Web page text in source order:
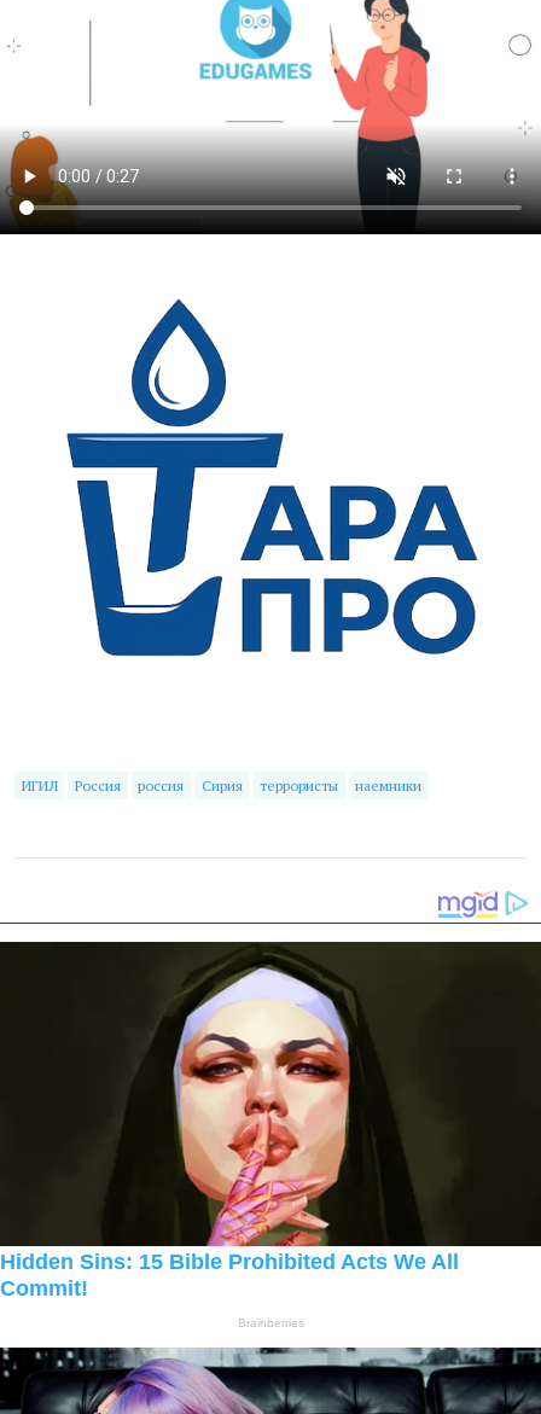
ИГИЛ Россия россия Сирия террористы наемники